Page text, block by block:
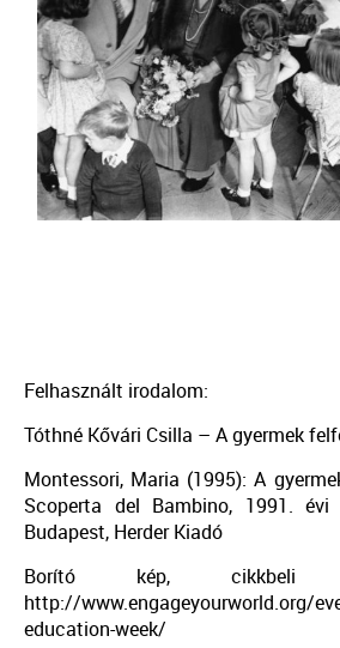
Felhasznált irodalom:
Tóthné Kővári Csilla – A gyermek
Montessori, Maria (1995): A
Scoperta del Bambino, 1991.
Budapest, Herder Kiadó
Borító kép, cikkbeli
http://www.engageyourworld.org/
education-week/